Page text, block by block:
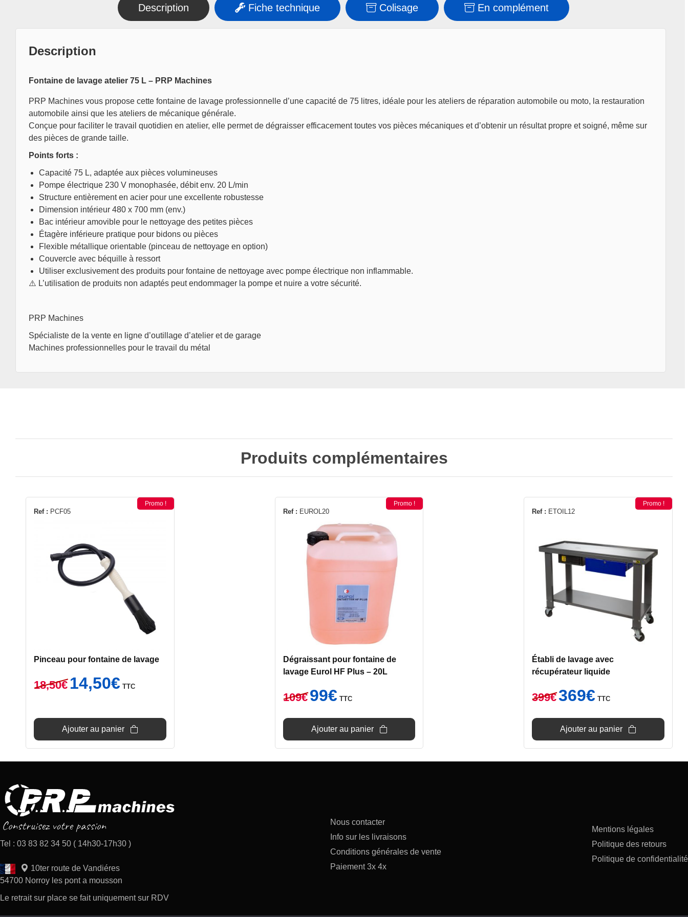
Description Fiche technique Colisage En complément
Description
Fontaine de lavage atelier 75 L – PRP Machines
PRP Machines vous propose cette fontaine de lavage professionnelle d’une capacité de 75 litres, idéale pour les ateliers de réparation automobile ou moto, la restauration
automobile ainsi que les ateliers de mécanique générale.
Conçue pour faciliter le travail quotidien en atelier, elle permet de dégraisser efficacement toutes vos pièces mécaniques et d’obtenir un résultat propre et soigné, même sur
des pièces de grande taille.
Points forts :
Capacité 75 L, adaptée aux pièces volumineuses
Pompe électrique 230 V monophasée, débit env. 20 L/min
Structure entièrement en acier pour une excellente robustesse
Dimension intérieur 480 x 700 mm (env.)
Bac intérieur amovible pour le nettoyage des petites pièces
Étagère inférieure pratique pour bidons ou pièces
Flexible métallique orientable (pinceau de nettoyage en option)
Couvercle avec béquille à ressort
Utiliser exclusivement des produits pour fontaine de nettoyage avec pompe électrique non inflammable.
⚠️ L’utilisation de produits non adaptés peut endommager la pompe et nuire a votre sécurité.
PRP Machines
Spécialiste de la vente en ligne d’outillage d’atelier et de garage
Machines professionnelles pour le travail du métal
Produits complémentaires
Ref : PCF05
Promo !
Pinceau pour fontaine de lavage
18,50€
Le
prix
18,50€.
14,50€prix
14,50€.
TTC
Ajouter au panier
Ref : EUROL20
Promo !
Dégraissant pour fontaine de
lavage Eurol HF Plus – 20L
109€
Le
prix
était :
99€prix
est :
TTC
Ajouter au panier
Ref : ETOIL12
Promo !
Établi de lavage avec
récupérateur liquide
399€
Le
prix
était :
369€prix
est :
TTC
Ajouter au panier
Tel : 03 83 82 34 50 ( 14h30-17h30 )
10ter route de Vandiéres
54700 Norroy les pont a mousson
Le retrait sur place se fait uniquement sur RDV
Nous contacter
Info sur les livraisons
Conditions générales de vente
Paiement 3x 4x
Mentions légales
Politique des retours
Politique de confidentialité